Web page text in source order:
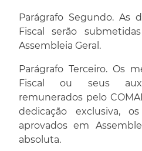
Parágrafo Segundo. As
Fiscal serão
Assembleia Geral.
Parágrafo Terceiro. Os
Fiscal ou seus
remunerados pelo
dedicação exclusiva,
aprovados em
absoluta.